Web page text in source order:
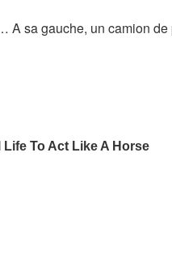
A sa gauche, un camion